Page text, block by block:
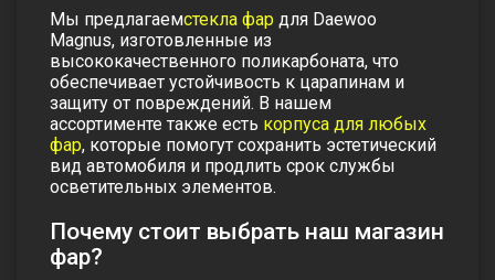
Мы предлагаемстекла фар для Daewoo
Magnus, изготовленные из
высококачественного поликарбоната, что
обеспечивает устойчивость к царапинам и
защиту от повреждений. В нашем
ассортименте также есть корпуса для любых
фар, которые помогут сохранить эстетический
вид автомобиля и продлить срок службы
осветительных элементов.
Почему стоит выбрать наш магазин
фар?